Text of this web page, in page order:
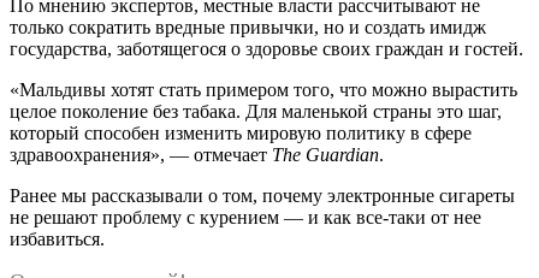
По мнению экспертов, местные власти рассчитывают не
только сократить вредные привычки, но и создать имидж
государства, заботящегося о здоровье своих граждан и гостей.
«Мальдивы хотят стать примером того, что можно вырастить
целое поколение без табака. Для маленькой страны это шаг,
который способен изменить мировую политику в сфере
здравоохранения», — отмечает The Guardian.
Ранее мы рассказывали о том, почему электронные сигареты
не решают проблему с курением — и как все-таки от нее
избавиться.